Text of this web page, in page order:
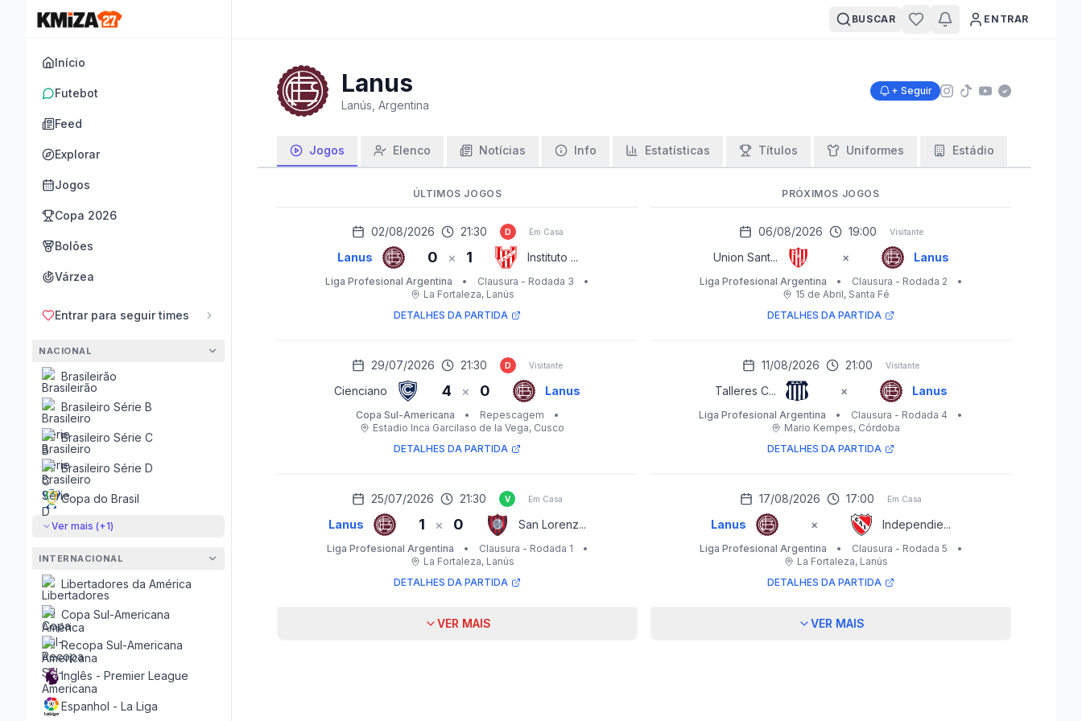
Início
Futebot
Feed
Explorar
Jogos
Copa 2026
Bolões
Várzea
Entrar para seguir times
NACIONAL
Brasileirão
Brasileiro Série B
Brasileiro Série C
Brasileiro Série D
Copa do Brasil
Ver mais (+1)
INTERNACIONAL
Libertadores da América
Copa Sul-Americana
Recopa Sul-Americana
Inglês - Premier League
Espanhol - La Liga
BUSCAR ENTRAR
Lanus
Lanús, Argentina
+ Seguir
Jogos Elenco Notícias Info Estatísticas Títulos Uniformes Estádio
ÚLTIMOS JOGOS
02/08/2026 21:30 D Em Casa
Lanus 0 × 1 Instituto ...
Liga Profesional Argentina • Clausura - Rodada 3
•
La Fortaleza, Lanús
DETALHES DA PARTIDA
29/07/2026 21:30 D Visitante
Cienciano 4 × 0 Lanus
Copa Sul-Americana • Repescagem
•
Estadio Inca Garcilaso de la Vega, Cusco
DETALHES DA PARTIDA
25/07/2026 21:30 V Em Casa
Lanus 1 × 0 San Lorenz...
Liga Profesional Argentina • Clausura - Rodada 1
•
La Fortaleza, Lanús
DETALHES DA PARTIDA
VER MAIS
PRÓXIMOS JOGOS
06/08/2026 19:00 Visitante
Union Sant... × Lanus
Liga Profesional Argentina • Clausura - Rodada 2
•
15 de Abril, Santa Fé
DETALHES DA PARTIDA
11/08/2026 21:00 Visitante
Talleres C... × Lanus
Liga Profesional Argentina • Clausura - Rodada 4
•
Mario Kempes, Córdoba
DETALHES DA PARTIDA
17/08/2026 17:00 Em Casa
Lanus × Independie...
Liga Profesional Argentina • Clausura - Rodada 5
•
La Fortaleza, Lanús
DETALHES DA PARTIDA
VER MAIS